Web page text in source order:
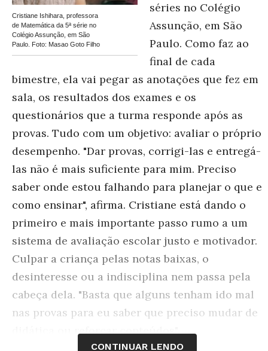
Cristiane Ishihara, professora
de Matemática da 5ª série no
Colégio Assunção, em São
Paulo. Foto: Masao Goto Filho
séries no Colégio
Assunção, em São
Paulo. Como faz ao
final de cada
bimestre, ela vai pegar as anotações que fez em
sala, os resultados dos exames e os
questionários que a turma responde após as
provas. Tudo com um objetivo: avaliar o próprio
desempenho. "Dar provas, corrigi-las e entregá-
las não é mais suficiente para mim. Preciso
saber onde estou falhando para planejar o que e
como ensinar", afirma. Cristiane está dando o
primeiro e mais importante passo rumo a um
sistema de avaliação escolar justo e motivador.
Culpar a criança pelas notas baixas, o
desinteresse ou a indisciplina nem passa pela
cabeça dela. "Basta que alguns tenham ido mal
nas provas para eu saber que preciso mudar de
didática ou reforçar conteúdos".
CONTINUAR LENDO